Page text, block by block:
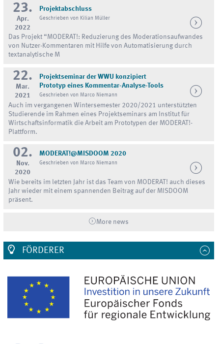
23.
Apr.
2022
Projektabschluss
Geschrieben von Kilian Müller
Das Projekt “MODERAT!: Reduzierung des Moderationsaufwandes
von Nutzer-Kommentaren mit Hilfe von Automatisierung durch
textanalytische M
22.
Mar.
2021
Projektseminar der WWU konzipiert
Prototyp eines Kommentar-Analyse-Tools
Geschrieben von Marco Niemann
Auch im vergangenen Wintersemester 2020/2021 unterstützten
Studierende im Rahmen eines Projektseminars am Institut für
Wirtschaftsinformatik die Arbeit am Prototypen der MODERAT!-
Plattform.
02.
Nov.
2020
MODERAT!@MISDOOM 2020
Geschrieben von Marco Niemann
Wie bereits im letzten Jahr ist das Team von MODERAT! auch dieses
Jahr wieder mit einem spannenden Beitrag auf der MISDOOM
präsent.
More news
FÖRDERER